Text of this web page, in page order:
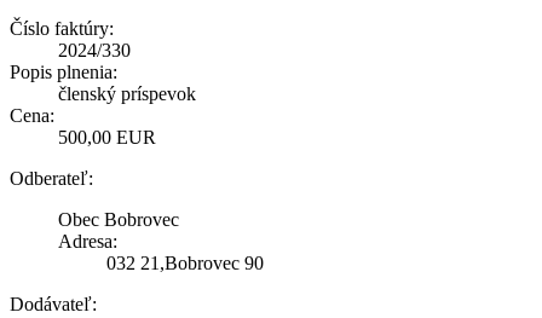
Číslo faktúry:
2024/330
Popis plnenia:
členský príspevok
Cena:
500,00 EUR
Odberateľ:
Obec Bobrovec
Adresa:
032 21,Bobrovec 90
Dodávateľ: